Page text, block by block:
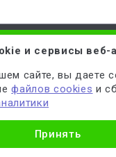
ПОДПИСАТЬСЯ
с офертой ,
и даётесогласие на
и сервисы веб-
сайте, вы даете
файлов cookies и
Принять